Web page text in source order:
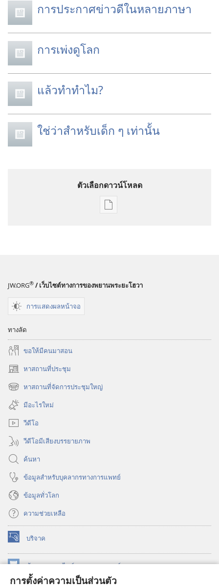
การตั้งค่าความเป็นส่วนตัว
การประกาศข่าวดีในหลายภาษา
การเพ่งดูโลก
แล้วทำทำไม?
ใช่ว่าสำหรับเด็ก ๆ เท่านั้น
ตัวเลือกดาวน์โหลด
ตัว
วารสาร
JW.ORG® / เว็บไซต์ทางการของพยานพระยะโฮวา
การแสดงผลหน้าจอ
ทางลัด
ขอ​ให้​มี​คน​มา​สอน
หาสถานที่ประชุม
(เปิด
หน้าต่างหาสถานที่จัดการประชุมใหญ่
(เปิด
หน้าต่าง
ใหม่)
มีอะไรใหม่
วีดีโอ
วีดีโอมีเสียงบรรยายภาพ
ค้นหา
ข้อมูล​สำหรับ​บุคลากร​ทาง​การ​แพทย์
ข้อมูล​ทั่ว​โลก
ความช่วยเหลือ
บริจาค
(เปิด
หน้าต่าง
ใหม่) ห้องสมุดออนไลน์ของวอชเทาเวอร์
หน้าต่าง
®